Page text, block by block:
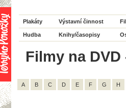
Plakáty Výstavní činnost
Hudba Knihy/časopisy
Filmy na
A B C D E F G H